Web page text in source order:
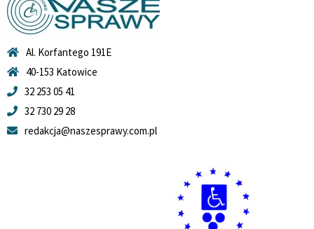
Al. Korfantego 191E
40-153 Katowice
32 253 05 41
32 730 29 28
redakcja@naszesprawy.com.pl